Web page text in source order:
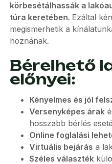
körbesétálhassák a
túra keretében. Ezáltal
megismerhetik a
hoznának.
Bérelhető
előnyei:
Kényelmes és jól
Versenyképes árak
hosszabb bérlés
Online foglalási
Virtuális bejárás a
Széles választék